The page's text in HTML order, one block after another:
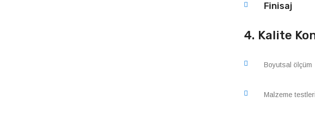
Finisaj
4. Kalite
Boyutsal ölçüm
Malzeme